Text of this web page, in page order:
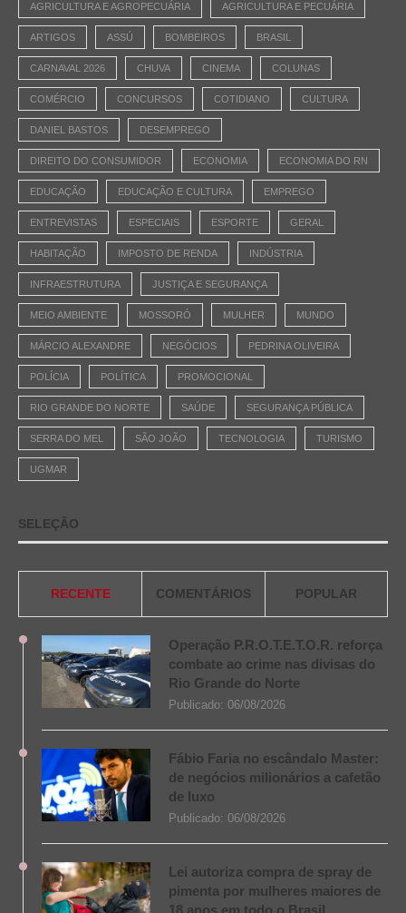
AGRICULTURA E AGROPECUÁRIA AGRICULTURA E PECUÁRIA
ARTIGOS ASSÚ BOMBEIROS BRASIL
CARNAVAL 2026 CHUVA CINEMA COLUNAS
COMÉRCIO CONCURSOS COTIDIANO CULTURA
DANIEL BASTOS DESEMPREGO
DIREITO DO CONSUMIDOR ECONOMIA ECONOMIA DO RN
EDUCAÇÃO EDUCAÇÃO E CULTURA EMPREGO
ENTREVISTAS ESPECIAIS ESPORTE GERAL
HABITAÇÃO IMPOSTO DE RENDA INDÚSTRIA
INFRAESTRUTURA JUSTIÇA E SEGURANÇA
MEIO AMBIENTE MOSSORÓ MULHER MUNDO
MÁRCIO ALEXANDRE NEGÓCIOS PEDRINA OLIVEIRA
POLÍCIA POLÍTICA PROMOCIONAL
RIO GRANDE DO NORTE SAÚDE SEGURANÇA PÚBLICA
SERRA DO MEL SÃO JOÃO TECNOLOGIA TURISMO
UGMAR
SELEÇÃO
RECENTE COMENTÁRIOS POPULAR
Operação P.R.O.T.E.T.O.R. reforça
combate ao crime nas divisas do
Rio Grande do Norte
Publicado: 06/08/2026
Fábio Faria no escândalo Master:
de negócios milionários a cafetão
de luxo
Publicado: 06/08/2026
Lei autoriza compra de spray de
pimenta por mulheres maiores de